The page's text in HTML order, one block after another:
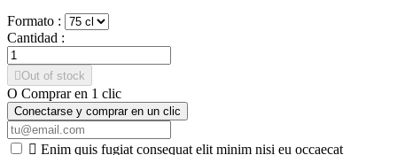
Formato :
Cantidad :
Out of stock
O Comprar en 1 clic
Conectarse y comprar en un clic
 Enim quis fugiat consequat elit minim nisi eu occaecat